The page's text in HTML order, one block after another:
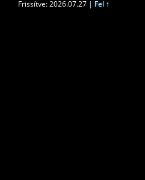
Frissítve: 2026.07.27 | Fel ↑